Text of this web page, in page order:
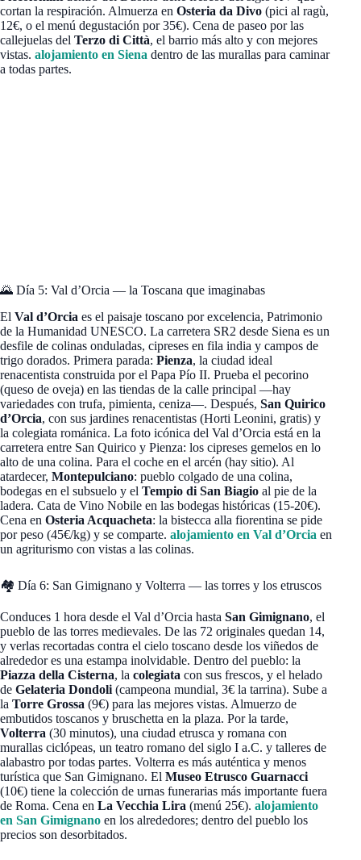
cortan la respiración. Almuerza en Osteria da Divo (pici al ragù,
12€, o el menú degustación por 35€). Cena de paseo por las
callejuelas del Terzo di Città, el barrio más alto y con mejores
vistas. alojamiento en Siena dentro de las murallas para caminar
a todas partes.
🌄 Día 5: Val d’Orcia — la Toscana que imaginabas
El Val d’Orcia es el paisaje toscano por excelencia, Patrimonio
de la Humanidad UNESCO. La carretera SR2 desde Siena es un
desfile de colinas onduladas, cipreses en fila india y campos de
trigo dorados. Primera parada: Pienza, la ciudad ideal
renacentista construida por el Papa Pío II. Prueba el pecorino
(queso de oveja) en las tiendas de la calle principal —hay
variedades con trufa, pimienta, ceniza—. Después, San Quirico
d’Orcia, con sus jardines renacentistas (Horti Leonini, gratis) y
la colegiata románica. La foto icónica del Val d’Orcia está en la
carretera entre San Quirico y Pienza: los cipreses gemelos en lo
alto de una colina. Para el coche en el arcén (hay sitio). Al
atardecer, Montepulciano: pueblo colgado de una colina,
bodegas en el subsuelo y el Tempio di San Biagio al pie de la
ladera. Cata de Vino Nobile en las bodegas históricas (15-20€).
Cena en Osteria Acquacheta: la bistecca alla fiorentina se pide
por peso (45€/kg) y se comparte. alojamiento en Val d’Orcia en
un agriturismo con vistas a las colinas.
🏘️ Día 6: San Gimignano y Volterra — las torres y los etruscos
Conduces 1 hora desde el Val d’Orcia hasta San Gimignano, el
pueblo de las torres medievales. De las 72 originales quedan 14,
y verlas recortadas contra el cielo toscano desde los viñedos de
alrededor es una estampa inolvidable. Dentro del pueblo: la
Piazza della Cisterna, la colegiata con sus frescos, y el helado
de Gelateria Dondoli (campeona mundial, 3€ la tarrina). Sube a
la Torre Grossa (9€) para las mejores vistas. Almuerzo de
embutidos toscanos y bruschetta en la plaza. Por la tarde,
Volterra (30 minutos), una ciudad etrusca y romana con
murallas ciclópeas, un teatro romano del siglo I a.C. y talleres de
alabastro por todas partes. Volterra es más auténtica y menos
turística que San Gimignano. El Museo Etrusco Guarnacci
(10€) tiene la colección de urnas funerarias más importante fuera
de Roma. Cena en La Vecchia Lira (menú 25€). alojamiento
en San Gimignano en los alrededores; dentro del pueblo los
precios son desorbitados.